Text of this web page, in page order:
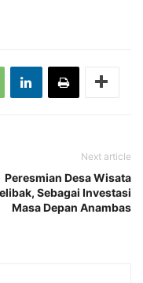
Next article
Peresmian Desa Wisata
Sebagai Investasi
Masa Depan Anambas